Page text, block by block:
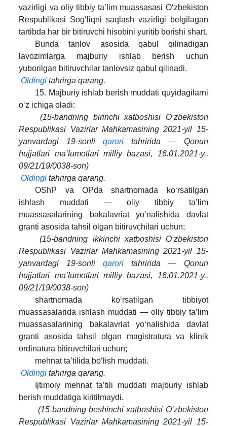
vazirligi va oliy tibbiy ta’lim muassasasi O‘zbekiston
Respublikasi Sog‘liqni saqlash vazirligi belgilagan
tartibda har bir bitiruvchi hisobini yuritib borishi shart.
Bunda tanlov asosida qabul qilinadigan
lavozimlarga majburiy ishlab berish uchun
yuborilgan bitiruvchilar tanlovsiz qabul qilinadi.
Oldingi tahrirga qarang.
15. Majburiy ishlab berish muddati quyidagilarni
o‘z ichiga oladi:
(15-bandning birinchi xatboshisi O‘zbekiston
Respublikasi Vazirlar Mahkamasining 2021-yil 15-
yanvardagi 19-sonliqarori tahririda — Qonun
hujjatlari ma’lumotlari milliy bazasi, 16.01.2021-y.,
09/21/19/0038-son)
Oldingi tahrirga qarang.
OShP va OPda shartnomada ko‘rsatilgan
ishlash muddati — oliy tibbiy ta’lim
muassasalarining bakalavriat yo‘nalishida davlat
granti asosida tahsil olgan bitiruvchilari uchun;
(15-bandning ikkinchi xatboshisi O‘zbekiston
Respublikasi Vazirlar Mahkamasining 2021-yil 15-
yanvardagi 19-sonliqarori tahririda — Qonun
hujjatlari ma’lumotlari milliy bazasi, 16.01.2021-y.,
09/21/19/0038-son)
shartnomada ko‘rsatilgan tibbiyot
muassasalarida ishlash muddati — oliy tibbiy ta’lim
muassasalarining bakalavriat yo‘nalishida davlat
granti asosida tahsil olgan magistratura va klinik
ordinatura bitiruvchilari uchun;
mehnat ta’tilida bo‘lish muddati.
Oldingi tahrirga qarang.
Ijtimoiy mehnat ta’tili muddati majburiy ishlab
berish muddatiga kiritilmaydi.
(15-bandning beshinchi xatboshisi O‘zbekiston
Respublikasi Vazirlar Mahkamasining 2021-yil 15-